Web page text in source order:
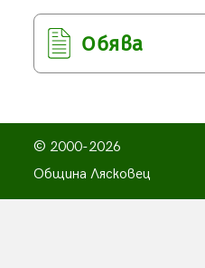
Обява
© 2000-2026
Община Лясковец